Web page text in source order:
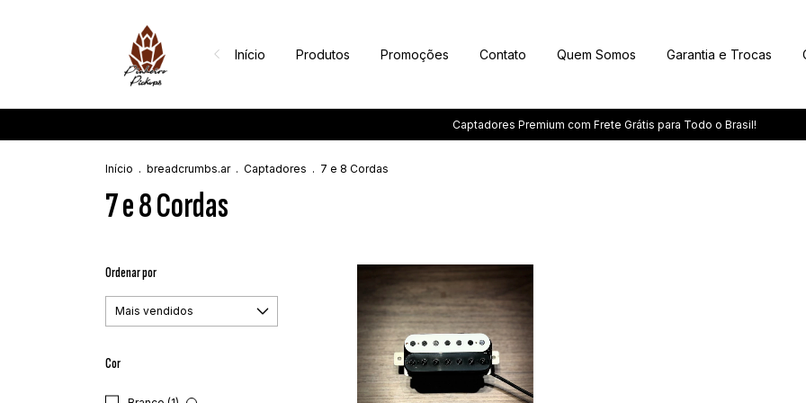
Início Produtos Promoções Contato Quem Somos Garantia e Trocas
Captadores Premium com Frete Grátis para Todo o Brasil!
Início . breadcrumbs.ar . Captadores . 7 e 8 Cordas
7 e 8 Cordas
Ordenar por
Cor